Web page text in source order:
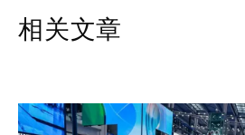
相关文章